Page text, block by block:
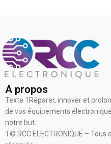
A propos
Texte 1Réparer, innover et
de vos équipements
notre but.
T© RCC ELECTRONIQUE – Tous